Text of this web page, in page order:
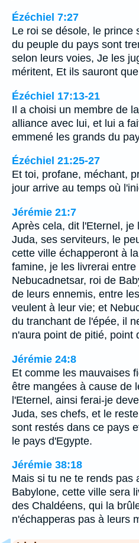
Ézéchiel 7:27
Le roi se désole, le prince
du peuple du pays sont
selon leurs voies, Je les
méritent, Et ils sauront
Ézéchiel 17:13-21
Il a choisi un membre de
alliance avec lui, et lui a
emmené les grands du
Ézéchiel 21:25-27
Et toi, profane, méchant,
jour arrive au temps où
Jérémie 21:7
Après cela, dit l'Eternel,
Juda, ses serviteurs, le
cette ville échapperont à
famine, je les livrerai
Nebucadnetsar, roi de
de leurs ennemis, entre
veulent à leur vie; et
du tranchant de l'épée, il
n'aura point de pitié, point
Jérémie 24:8
Et comme les mauvaises
être mangées à cause de
l'Eternel, ainsi ferai-je
Juda, ses chefs, et le
sont restés dans ce pays
le pays d'Egypte.
Jérémie 38:18
Mais si tu ne te rends pas
Babylone, cette ville sera
des Chaldéens, qui la
n'échapperas pas à leurs